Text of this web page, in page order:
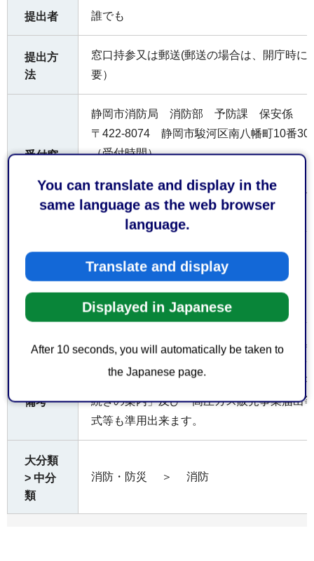
You can translate and display in the
same language as the web browser
language.
Translate and display
Displayed in Japanese
After 10 seconds, you will automatically be taken to
the Japanese page.
提出者 誰でも
提出方
法
窓口持参又は郵送(郵送の場合は、開庁時に
要）
受付窓
静岡市消防局 消防部 予防課 保安係
〒422-8074 静岡市駿河区南⼋幡町10番
（受付時間）
なお、土日祝日及び年末年始（12月29日か
付けておりません。
お持ち
申請書・届出書等の提出部数
費用 内容によって手数料が係る場合があります
備考
静岡県高圧ガス保安協会から発行された「
続きの案内」及び「高圧ガス販売事業届出
式等も準用出来ます。
大分類
> 中分
類
消防・防災 ＞ 消防